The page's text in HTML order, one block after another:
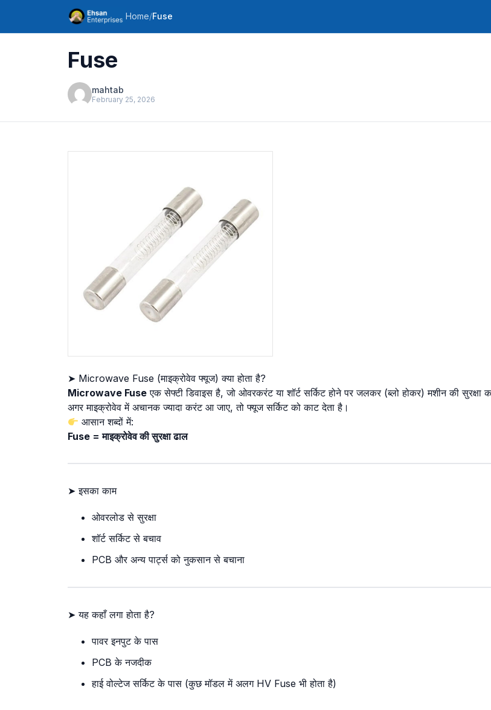
Home/Fuse
Fuse
mahtab
February 25, 2026
➤ Microwave Fuse (माइक्रोवेव फ्यूज) क्या होता है?
Microwave Fuse एक सेफ्टी डिवाइस है, जो ओवरकरंट या शॉर्ट सर्किट होने पर जलकर (ब्लो होकर) मशीन की सुरक्षा
अगर माइक्रोवेव में अचानक ज्यादा करंट आ जाए, तो फ्यूज सर्किट को काट देता है।
आसान शब्दों में:
Fuse = माइक्रोवेव की सुरक्षा ढाल
➤ इसका काम
ओवरलोड से सुरक्षा
शॉर्ट सर्किट से बचाव
PCB और अन्य पार्ट्स को नुकसान से बचाना
➤ यह कहाँ लगा होता है?
पावर इनपुट के पास
PCB के नजदीक
हाई वोल्टेज सर्किट के पास (कुछ मॉडल में अलग HV Fuse भी होता है)